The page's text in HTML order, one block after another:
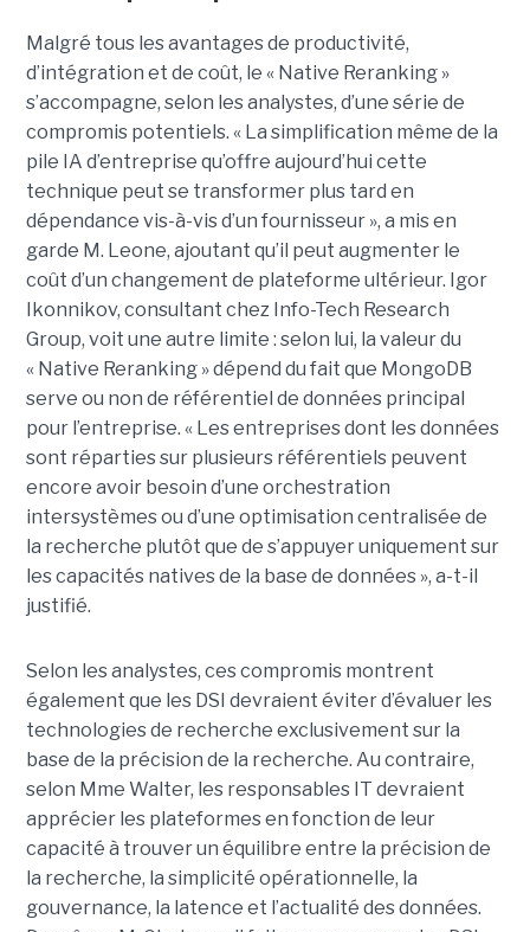
Malgré tous les avantages de productivité,
d’intégration et de coût, le « Native Reranking »
s’accompagne, selon les analystes, d’une série de
compromis potentiels. « La simplification même de la
pile IA d’entreprise qu’offre aujourd’hui cette
technique peut se transformer plus tard en
dépendance vis-à-vis d’un fournisseur », a mis en
garde M. Leone, ajoutant qu’il peut augmenter le
coût d’un changement de plateforme ultérieur. Igor
Ikonnikov, consultant chez Info-Tech Research
Group, voit une autre limite : selon lui, la valeur du
« Native Reranking » dépend du fait que MongoDB
serve ou non de référentiel de données principal
pour l’entreprise. « Les entreprises dont les données
sont réparties sur plusieurs référentiels peuvent
encore avoir besoin d’une orchestration
intersystèmes ou d’une optimisation centralisée de
la recherche plutôt que de s’appuyer uniquement sur
les capacités natives de la base de données », a-t-il
justifié.
Selon les analystes, ces compromis montrent
également que les DSI devraient éviter d’évaluer les
technologies de recherche exclusivement sur la
base de la précision de la recherche. Au contraire,
selon Mme Walter, les responsables IT devraient
apprécier les plateformes en fonction de leur
capacité à trouver un équilibre entre la précision de
la recherche, la simplicité opérationnelle, la
gouvernance, la latence et l’actualité des données.